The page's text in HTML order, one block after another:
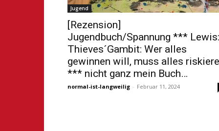
Jugend
[Rezension]
Jugendbuch/Spannung *** Lewis:
Thieves´Gambit: Wer alles
gewinnen will, muss alles
*** nicht ganz mein Buch…
normal-ist-langweilig - Februar 11, 2024